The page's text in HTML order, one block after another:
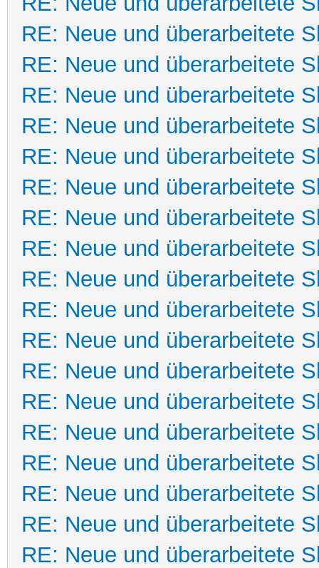
RE: Neue und überarbeitete
RE: Neue und überarbeitete
RE: Neue und überarbeitete
RE: Neue und überarbeitete
RE: Neue und überarbeitete
RE: Neue und überarbeitete
RE: Neue und überarbeitete
RE: Neue und überarbeitete
RE: Neue und überarbeitete
RE: Neue und überarbeitete
RE: Neue und überarbeitete
RE: Neue und überarbeitete
RE: Neue und überarbeitete
RE: Neue und überarbeitete
RE: Neue und überarbeitete
RE: Neue und überarbeitete
RE: Neue und überarbeitete
RE: Neue und überarbeitete